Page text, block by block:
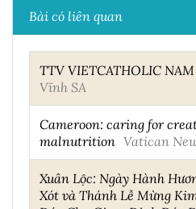
Bài có liên quan
TTV VIETCATHOLIC
Vĩnh SA
Cameroon: caring for
malnutrition Vatican
Xuân Lộc: Ngày Hành
Xót và Thánh Lễ Mừng